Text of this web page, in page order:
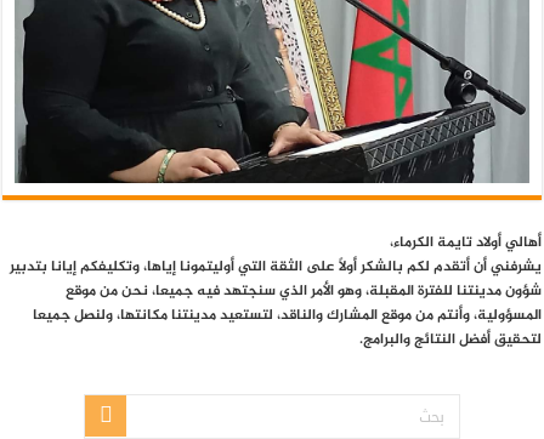
أهالي أولاد تايمة الكرماء،
يشرفني أن أتقدم لكم بالشكر أولاً على الثقة التي أوليتمونا إياها، وتكليفكم إيانا بتدبير
شؤون مدينتنا للفترة المقبلة، وهو الأمر الذي سنجتهد فيه جميعا، نحن من موقع
المسؤولية، وأنتم من موقع المشارك والناقد، لتستعيد مدينتنا مكانتها، ولنصل جميعا
لتحقيق أفضل النتائج والبرامج.